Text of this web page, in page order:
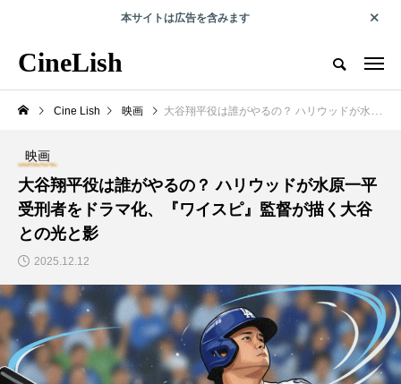
RECOMMEND
俳優コラム
第7回 成原佑太郎コラ
海外旅行
『プラダを着た悪魔』
本サイトは広告を含みます
CineLish
Cine Lish 映画 大谷翔平役は誰がやるの？ ハリウッドが水原一平受刑者をドラマ化、『ワイスピ』監督が描く大谷との光と影
映画
大谷翔平役は誰がやるの？ ハリウッドが水原一平
受刑者をドラマ化、『ワイスピ』監督が描く大谷
との光と影
2025.12.12